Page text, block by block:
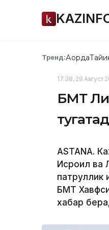
Тренд:Ақорда
17:38, 29 Август
БМТ
ASTANА.
Исроил ва
патруллик
БМТ
хабар